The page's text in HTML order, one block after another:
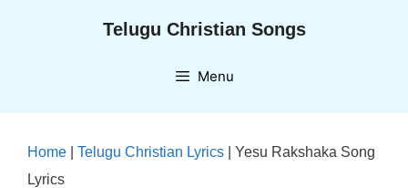
Telugu Christian Songs
Menu
Home Telugu Christian Lyrics
Yesu Rakshaka Song
Lyrics